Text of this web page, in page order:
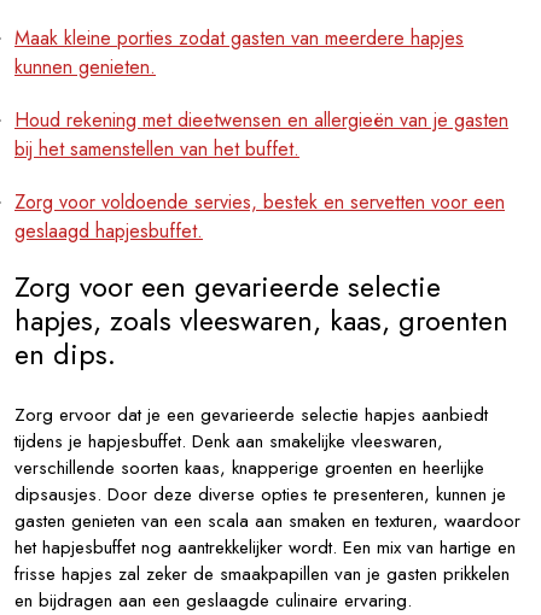
Maak kleine porties zodat gasten van meerdere hapjes
kunnen genieten.
Houd rekening met dieetwensen en allergieën van je gasten
bij het samenstellen van het buffet.
Zorg voor voldoende servies, bestek en servetten voor een
geslaagd hapjesbuffet.
Zorg voor een gevarieerde selectie
hapjes, zoals vleeswaren, kaas, groenten
en dips.
Zorg ervoor dat je een gevarieerde selectie hapjes aanbiedt
tijdens je hapjesbuffet. Denk aan smakelijke vleeswaren,
verschillende soorten kaas, knapperige groenten en heerlijke
dipsausjes. Door deze diverse opties te presenteren, kunnen je
gasten genieten van een scala aan smaken en texturen, waardoor
het hapjesbuffet nog aantrekkelijker wordt. Een mix van hartige en
frisse hapjes zal zeker de smaakpapillen van je gasten prikkelen
en bijdragen aan een geslaagde culinaire ervaring.